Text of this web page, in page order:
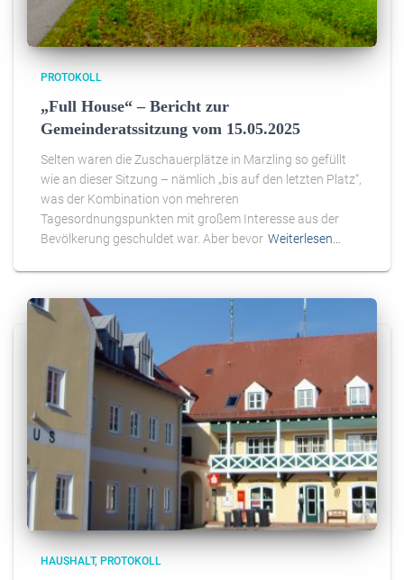
PROTOKOLL
„Full House“ – Bericht zur
Gemeinderatssitzung vom 15.05.2025
Selten waren die Zuschauerplätze in Marzling so gefüllt
wie an dieser Sitzung – nämlich „bis auf den letzten Platz“,
was der Kombination von mehreren
Tagesordnungspunkten mit großem Interesse aus der
Bevölkerung geschuldet war. Aber bevor Weiterlesen…
HAUSHALT PROTOKOLL